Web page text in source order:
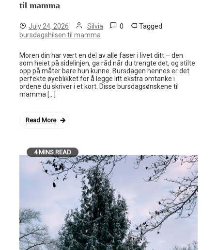
til mamma
July 24, 2026 Silvia 0 Tagged
bursdagshilsen til mamma
Moren din har vært en del av alle faser i livet ditt – den
som heiet på sidelinjen, ga råd når du trengte det, og stilte
opp på måter bare hun kunne. Bursdagen hennes er det
perfekte øyeblikket for å legge litt ekstra omtanke i
ordene du skriver i et kort. Disse bursdagsønskene til
mamma […]
Read More
4 MINS READ